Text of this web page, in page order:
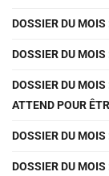
DOSSIER DU
DOSSIER DU MOIS
DOSSIER DU
ATTEND POUR
DOSSIER DU
DOSSIER DU